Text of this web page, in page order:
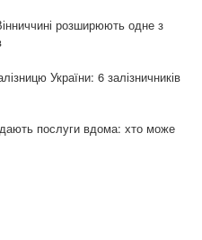
розширюють одне з
України: 6 залізничників
послуги вдома: хто може